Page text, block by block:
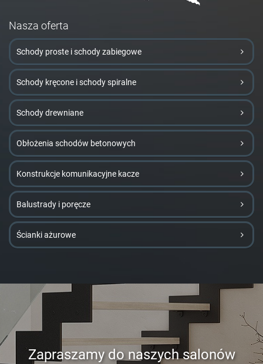
Nasza oferta
Schody proste i schody zabiegowe
Schody kręcone i schody spiralne
Schody drewniane
Obłożenia schodów betonowych
Konstrukcje komunikacyjne kacze
Balustrady i poręcze
Ścianki ażurowe
Zapraszamy do naszych salonów